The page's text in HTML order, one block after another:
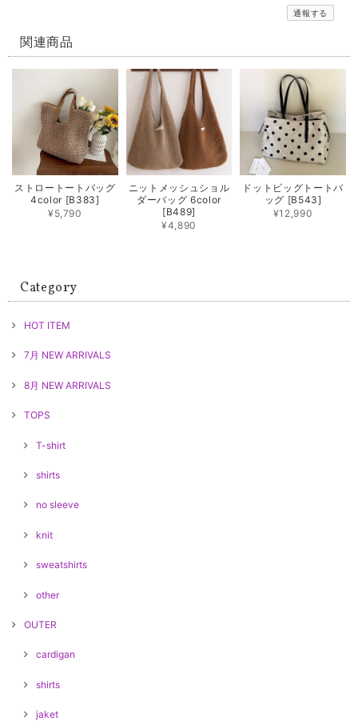
通報する
関連商品
ストロートートバッグ
4color [B383]
¥5,790
ニットメッシュショル
ダーバッグ 6color
[B489]
¥4,890
ドットビッグトートバ
ッグ [B543]
¥12,990
Category
HOT ITEM
7月 NEW ARRIVALS
8月 NEW ARRIVALS
TOPS
T-shirt
shirts
no sleeve
knit
sweatshirts
other
OUTER
cardigan
shirts
jaket